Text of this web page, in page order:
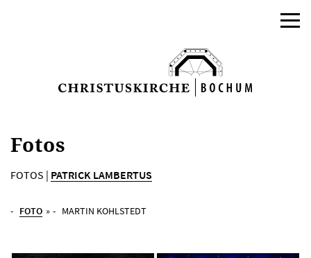
Fotos
FOTOS | PATRICK LAMBERTUS
FOTO » MARTIN KOHLSTEDT